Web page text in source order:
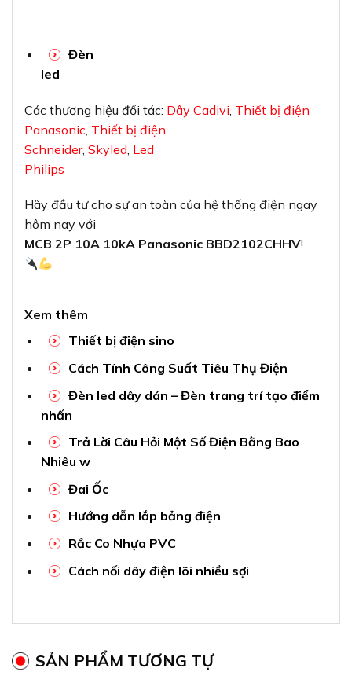
Đèn
led
Các thương hiệu đối tác: Dây Cadivi Thiết bị điện
Panasonic Thiết bị điện
Schneider, Skyled Led
Philips
Hãy đầu tư cho sự an toàn của hệ thống điện ngay
hôm nay với
MCB 2P 10A 10kA Panasonic BBD2102CHHV!
Xem thêm
Thiết bị điện sino
Cách Tính Công Suất Tiêu Thụ Điện
Đèn led dây dán – Đèn trang trí tạo điểm
nhấn
Trả Lời Câu Hỏi Một Số Điện Bằng Bao
Nhiêu w
Đai Ốc
Hướng dẫn lắp bảng điện
Rắc Co Nhựa PVC
Cách nối dây điện lõi nhiều sợi
SẢN PHẨM TƯƠNG TỰ